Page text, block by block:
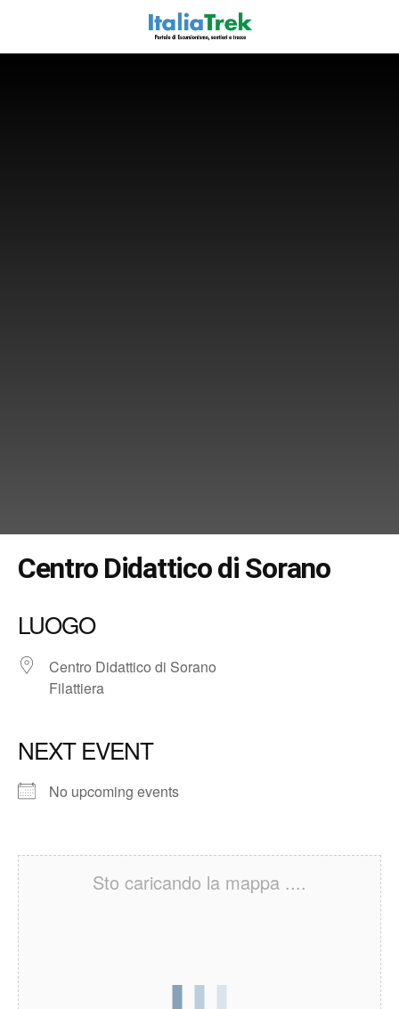
Centro Didattico di Sorano
LUOGO
Centro Didattico di Sorano
Filattiera
NEXT EVENT
No upcoming events
Sto caricando la mappa ....